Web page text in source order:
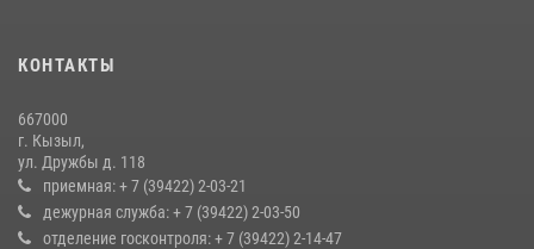
оперативное реагирование в решении конфликтной ситуации
Росгвардия обеспечила общественную безопасность во время
праздника Наадым-2026 в Туве
27 июля 2026, 07:56 3
КОНТАКТЫ
667000
г. Кызыл,
ул. Дружбы д. 118
приемная: + 7 (39422) 2-03-21
дежурная служба: + 7 (39422) 2-03-50
отделение госконтроля: + 7 (39422) 2-14-47